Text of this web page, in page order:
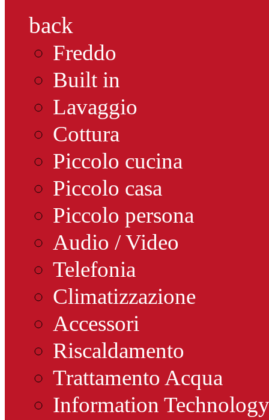
back
Freddo
Built in
Lavaggio
Cottura
Piccolo cucina
Piccolo casa
Piccolo persona
Audio / Video
Telefonia
Climatizzazione
Accessori
Riscaldamento
Trattamento Acqua
Information Technology